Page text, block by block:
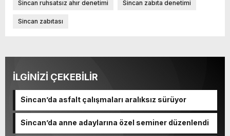
Sincan ruhsatsız ahır denetimi Sincan zabıta denetimi
Sincan zabıtası
İLGİNİZİ ÇEKEBİLİR
Sincan’da asfalt çalışmaları aralıksız sürüyor
Sincan’da anne adaylarına özel seminer düzenlendi